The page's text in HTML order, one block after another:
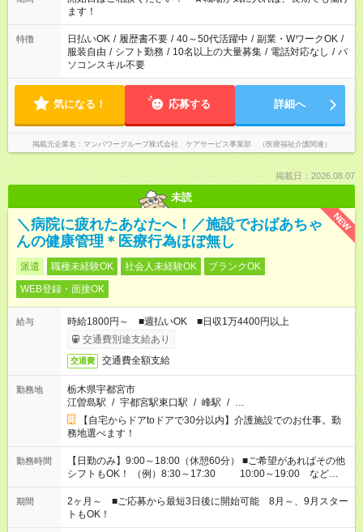
間以上勤務は社会保険への加入対象となります ※労働者派遣法
（日雇い派遣の原則禁止）により、短時間・短期間の就業はご
案内が難しい場合があります
ます！
特徴 日払いOK / 履歴書不要 / 40～50代活躍中 / 副業・WワークOK /
服装自由 / シフト勤務 / 10名以上の大量募集 / 電話対応なし / パ
ソコンスキル不要
気になる！ 応募する 詳細へ
掲載元企業名 マンパワーグループ株式会社 ケアサービス事業部 （医療福祉介護関連）
掲載日：2026.08.07
未読
NEW
＼病院に疲れたあなたへ！／施設でおばあちゃ
んの健康管理＊医療行為ほぼ無し
派遣 職種未経験OK 社会人未経験OK
ブランクOK
WEB登録・面接OK
給与
時給1800円～ ■週払いOK ■日収1万4400円以上
交通費別途支給あり
交通費 交通費全額支給
勤務地
栃木県宇都宮市
江曽島駅 / 宇都宮駅東口駅 / 峰駅 / …
【自宅からドアtoドアで30分以内】介護施設でのお仕事。勤
務地選べます！
勤務時間
【日勤のみ】9:00～18:00（休憩60分） ■ご希望があればその他
シフトもOK！ （例）8:30～17:30 10:00～19:00 など
「家族とお休みを合わせたい」 「できれば残業はしたくない」
など、あなたのご希望に沿ったお仕事をご紹介します！ ※Wワ
ーク希望の方へ 今ご覧のお仕事で希望する勤務時間と、もう1つ
のお仕事の勤務時間。 合計で週40時間を超える場合は応募でき
期間
2ヶ月～ ■ご応募から最短3日後に開始可能 8月～、9月スター
トもOK！